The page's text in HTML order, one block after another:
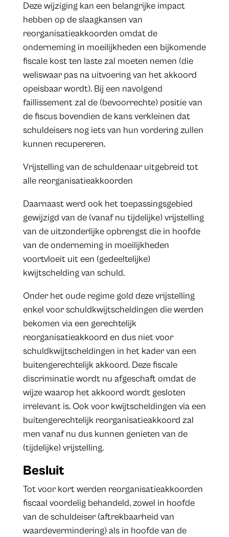
Deze wijziging kan een belangrijke impact
hebben op de slaagkansen van
reorganisatieakkoorden omdat de
onderneming in moeilijkheden een bijkomende
fiscale kost ten laste zal moeten nemen (die
weliswaar pas na uitvoering van het akkoord
opeisbaar wordt). Bij een navolgend
faillissement zal de (bevoorrechte) positie van
de fiscus bovendien de kans verkleinen dat
schuldeisers nog iets van hun vordering zullen
kunnen recupereren.
Vrijstelling van de schuldenaar uitgebreid tot
alle reorganisatieakkoorden
Daarnaast werd ook het toepassingsgebied
gewijzigd van de (vanaf nu tijdelijke) vrijstelling
van de uitzonderlijke opbrengst die in hoofde
van de onderneming in moeilijkheden
voortvloeit uit een (gedeeltelijke)
kwijtschelding van schuld.
Onder het oude regime gold deze vrijstelling
enkel voor schuldkwijtscheldingen die werden
bekomen via een gerechtelijk
reorganisatieakkoord en dus niet voor
schuldkwijtscheldingen in het kader van een
buitengerechtelijk akkoord. Deze fiscale
discriminatie wordt nu afgeschaft omdat de
wijze waarop het akkoord wordt gesloten
irrelevant is. Ook voor kwijtscheldingen via een
buitengerechtelijk reorganisatieakkoord zal
men vanaf nu dus kunnen genieten van de
(tijdelijke) vrijstelling.
Besluit
Tot voor kort werden reorganisatieakkoorden
fiscaal voordelig behandeld, zowel in hoofde
van de schuldeiser (aftrekbaarheid van
waardevermindering) als in hoofde van de